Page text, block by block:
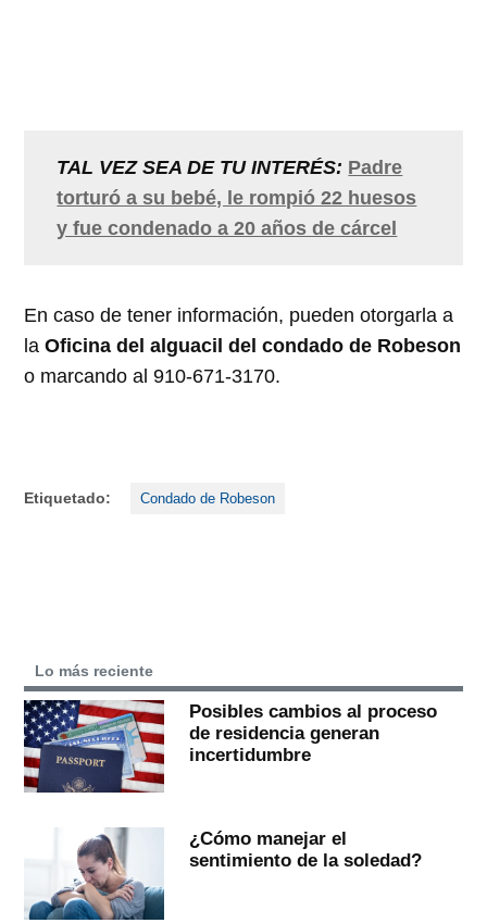
TAL VEZ SEA DE TU INTERÉS: Padre
torturó a su bebé, le rompió 22 huesos
y fue condenado a 20 años de cárcel
En caso de tener información, pueden otorgarla a
laOficina del alguacil del condado de Robeson
o marcando al 910-671-3170.
Etiquetado: Condado de Robeson
Lo más reciente
Posibles cambios al proceso
de residencia generan
incertidumbre
¿Cómo manejar el
sentimiento de la soledad?